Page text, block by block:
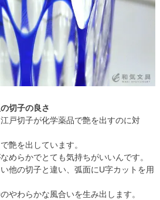
切子の良さ
戸切子が化学薬品で艶を出すのに対
艶を出しています。
めらかでとても気持ちがいいんです。
他の切子と違い、弧面にU字カットを用
やわらかな風合いを生み出します。